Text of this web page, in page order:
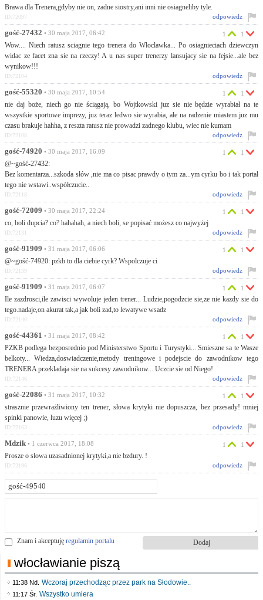
Brawa dla Trenera,gdyby nie on, zadne siostry,ani inni nie osiagneliby tyle.
odpowiedz
ID:72097
gość-27432 • 30 maja 2017, 06:42
Wow.... Niech ratusz sciagnie tego trenera do Wloclawka... Po osiagnieciach dziewczyn
widac ze facet zna sie na rzeczy! A u nas super trenerzy lansujacy sie na fejsie...ale bez
wynikow!!!
1 1
odpowiedz
ID:72104
gość-55320 • 30 maja 2017, 10:54
nie daj boże, niech go nie ściągają, bo Wojtkowski juz sie nie będzie wyrabiał na te
wszystkie sportowe imprezy, juz teraz ledwo sie wyrabia, ale na radzenie miastem juz mu
czasu brakuje hahha, z reszta ratusz nie prowadzi zadnego klubu, wiec nie kumam
1 1
odpowiedz
ID:72108
gość-74920 • 30 maja 2017, 16:09
@~gość-27432:
Bez komentarza...szkoda słów ,nie ma co pisac prawdy o tym za...ym cyrku bo i tak portal
tego nie wstawi..współczucie..
1 1
odpowiedz
ID:72118
gość-72009 • 30 maja 2017, 22:24
co, boli dupcia? co? hahahah, a niech boli, se popisać możesz co najwyżej
1 1
odpowiedz
ID:72131
gość-91909 • 31 maja 2017, 06:06
@~gość-74920: pzkb to dla ciebie cyrk? Wspolczuje ci
1 1
odpowiedz
ID:72139
gość-91909 • 31 maja 2017, 06:07
Ile zazdrosci,ile zawisci wywoluje jeden trener... Ludzie,pogodzcie sie,ze nie kazdy sie do
tego.nadaje,on akurat tak,a jak boli zad,to lewatywe wsadz
1 1
odpowiedz
ID:72140
gość-44361 • 31 maja 2017, 08:42
PZKB podlega bezposrednio pod Ministerstwo Sportu i Turystyki... Smieszne sa te Wasze
belkoty... Wiedza,doswiadczenie,metody treningowe i podejscie do zawodnikow tego
TRENERA przekladaja sie na sukcesy zawodnikow... Uczcie sie od Niego!
1 1
odpowiedz
ID:72146
gość-22086 • 31 maja 2017, 10:32
strasznie przewrażliwiony ten trener, słowa krytyki nie dopuszcza, bez przesady! mniej
spinki panowie, luzu więcej ;)
1 1
odpowiedz
ID:72163
Mdzik • 1 czerwca 2017, 18:08
Prosze o slowa uzasadnionej krytyki,a nie bzdury. !
1 1
odpowiedz
ID:72196
Znam i akceptuję regulamin portalu
włocławianie piszą
11:38 Nd. Wczoraj przechodząc przez park na Słodowie..
11:17 Śr. Wszystko umiera